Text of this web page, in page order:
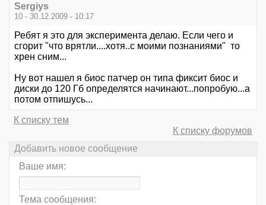
Sergiys
10 - 30.12.2009 - 10:17
Ребят я это для эксперимента делаю. Если чего и
сгорит "что врятли....хотя..с моими познаниями" то
хрен сним...
Ну вот нашел я биос патчер он типа фиксит биос и
диски до 120 Гб определятся начинают...попробую...а
потом отпишусь...
К списку тем
К списку форумов
Добавить новое сообщение
Ваше имя:
Тема сообщения: